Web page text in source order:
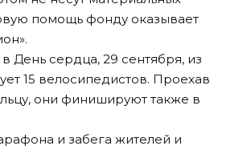
помощь фонду оказывает
День сердца, 29 сентября, из
15 велосипедистов. Проехав
они финишируют также в
и забега жителей и